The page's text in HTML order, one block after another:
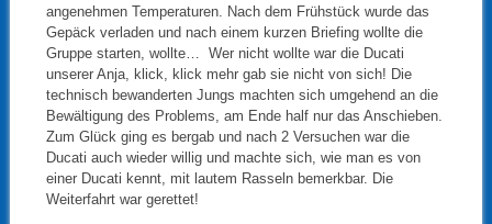
angenehmen Temperaturen. Nach dem Frühstück wurde das
Gepäck verladen und nach einem kurzen Briefing wollte die
Gruppe starten, wollte… Wer nicht wollte war die Ducati
unserer Anja, klick, klick mehr gab sie nicht von sich! Die
technisch bewanderten Jungs machten sich umgehend an die
Bewältigung des Problems, am Ende half nur das Anschieben.
Zum Glück ging es bergab und nach 2 Versuchen war die
Ducati auch wieder willig und machte sich, wie man es von
einer Ducati kennt, mit lautem Rasseln bemerkbar. Die
Weiterfahrt war gerettet!